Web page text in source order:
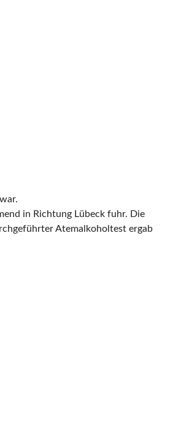
in Richtung Lübeck fuhr. Die
Atemalkoholtest ergab